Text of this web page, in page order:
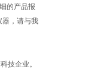
的产品报
器，请与我
技企业。